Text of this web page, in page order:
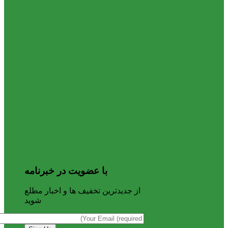
با عضویت در خبرنامه
از جدیدترین تخفیف ها و اخبار مطلع
شوید